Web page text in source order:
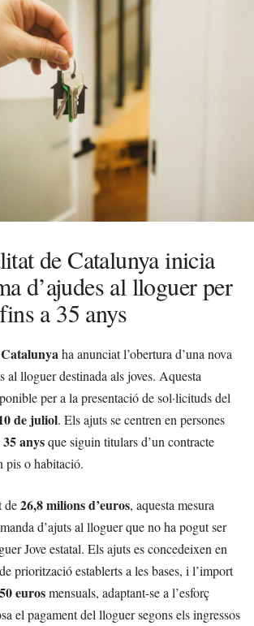
de Catalunya inicia
d’ajudes al lloguer per
a 35 anys
ha anunciat l’obertura d’una nova
al lloguer destinada als joves. Aquesta
per a la presentació de sol·licituds del
de juliol. Els ajuts se centren en persones
35 anysque siguin titulars d’un contracte
pis o habitació.
de26,8 milions d’euros, aquesta mesura
d’ajuts al lloguer que no ha pogut ser
Jove estatal. Els ajuts es concedeixen en
priorització establerts a les bases, i l’import
eurosmensuals, adaptant-se a l’esforç
el pagament del lloguer segons els ingressos